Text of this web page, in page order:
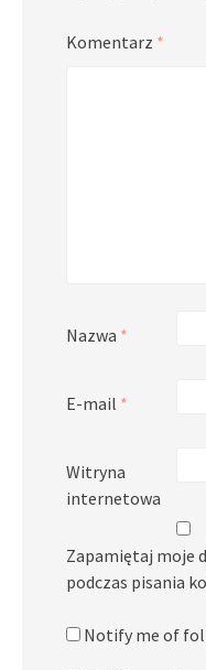
Komentarz *
Nazwa *
E-mail *
Witryna
internetowa
Zapamiętaj moje
podczas pisania
Notify me of